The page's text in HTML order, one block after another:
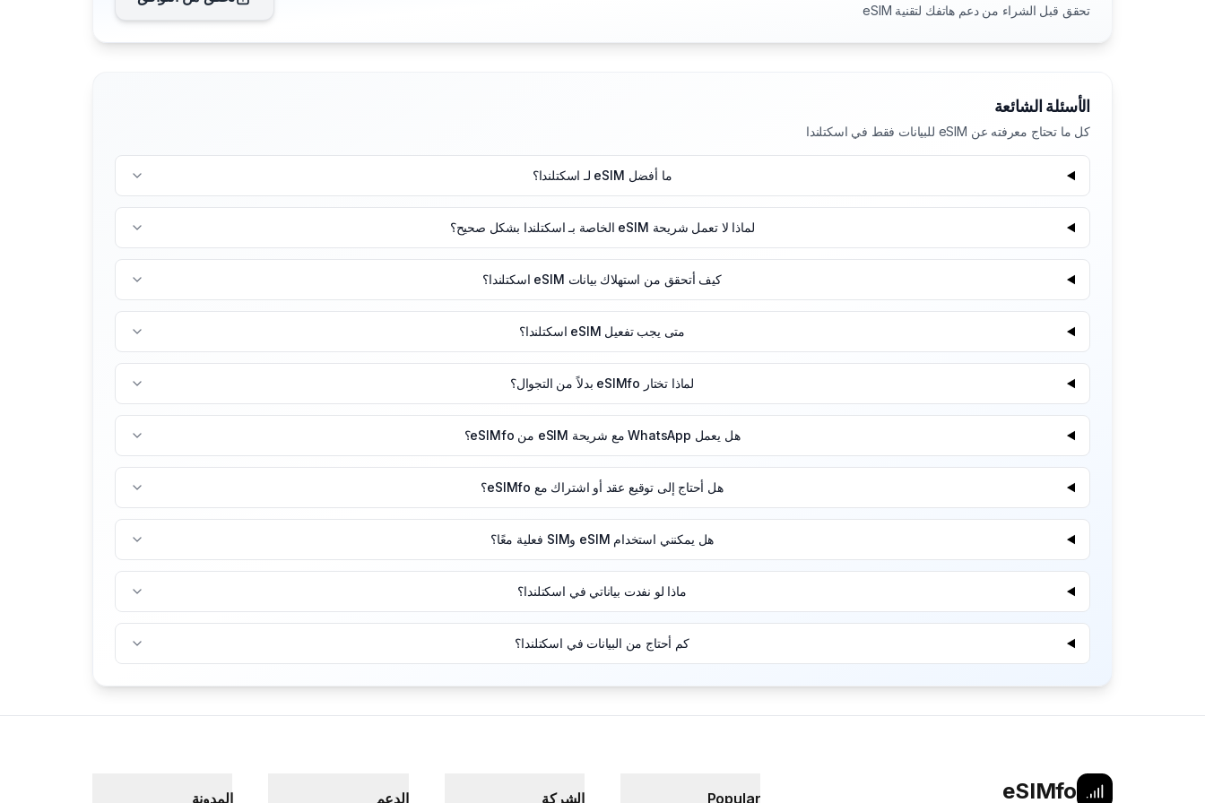
تحقق قبل الشراء من دعم هاتفك لتقنية eSIM
الأسئلة الشائعة
كل ما تحتاج معرفته عن eSIM للبيانات فقط في اسكتلندا
ما أفضل eSIM لـ اسكتلندا؟
لماذا لا تعمل شريحة eSIM الخاصة بـ اسكتلندا بشكل صحيح؟
كيف أتحقق من استهلاك بيانات eSIM اسكتلندا؟
متى يجب تفعيل eSIM اسكتلندا؟
لماذا تختار eSIMfo بدلاً من التجوال؟
هل يعمل WhatsApp مع شريحة eSIM من eSIMfo؟
هل أحتاج إلى توقيع عقد أو اشتراك مع eSIMfo؟
هل يمكنني استخدام eSIM وSIM فعلية معًا؟
ماذا لو نفدت بياناتي في اسكتلندا؟
كم أحتاج من البيانات في اسكتلندا؟
eSIMfo
Popular الشركة الدعم المدونة